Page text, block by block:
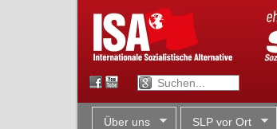
Über uns SLP vor Ort